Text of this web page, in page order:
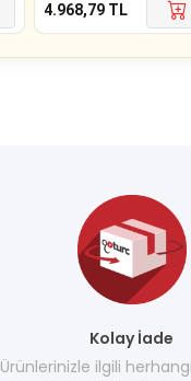
4.968,79 TL
Kolay İade
Ürünlerinizle ilgili